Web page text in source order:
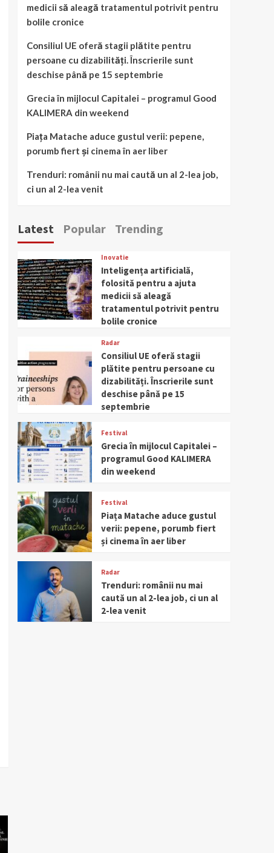
medicii să aleagă tratamentul potrivit pentru
bolile cronice
Consiliul UE oferă stagii plătite pentru
persoane cu dizabilități. Înscrierile sunt
deschise până pe 15 septembrie
Grecia în mijlocul Capitalei – programul Good
KALIMERA din weekend
Piața Matache aduce gustul verii: pepene,
porumb fiert și cinema în aer liber
Trenduri: românii nu mai caută un al 2-lea job,
ci un al 2-lea venit
Latest Popular Trending
Inovatie
Inteligența artificială,
folosită pentru a ajuta
medicii să aleagă
tratamentul potrivit pentru
bolile cronice
Radar
Consiliul UE oferă stagii
plătite pentru persoane cu
dizabilități. Înscrierile sunt
deschise până pe 15
septembrie
Festival
Grecia în mijlocul Capitalei –
programul Good KALIMERA
din weekend
Festival
Piața Matache aduce gustul
verii: pepene, porumb fiert
și cinema în aer liber
Radar
Trenduri: românii nu mai
caută un al 2-lea job, ci un al
2-lea venit